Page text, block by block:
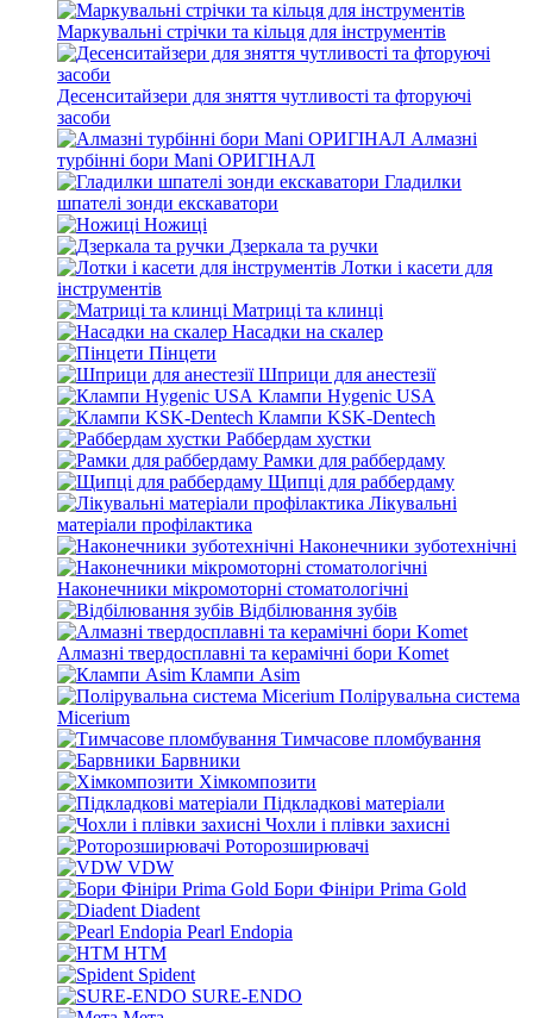
Маркувальні стрічки та кільця для інструментів
Десенситайзери для зняття чутливості та фторуючі
засоби
Алмазні
турбінні бори Mani ОРИГІНАЛ
Гладилки
шпателі зонди екскаватори
Ножиці
Дзеркала та ручки
Лотки і касети для
інструментів
Матриці та клинці
Насадки на скалер
Пінцети
Шприци для анестезії
Клампи Hygenic USA
Клампи KSK-Dentech
Раббердам хустки
Рамки для раббердаму
Щипці для раббердаму
Лікувальні
матеріали профілактика
Наконечники зуботехнічні
Наконечники мікромоторні стоматологічні
Відбілювання зубів
Алмазні твердосплавні та керамічні бори Komet
Клампи Asim
Полірувальна система
Micerium
Тимчасове пломбування
Барвники
Хімкомпозити
Підкладкові матеріали
Чохли і плівки захисні
Роторозширювачі
VDW
Бори Фініри Prima Gold
Diadent
Pearl Endopia
HTM
Spident
SURE-ENDO